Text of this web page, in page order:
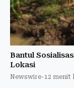
Bantul
Lokasi
Newswire-12 menit